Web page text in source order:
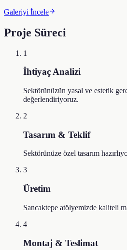
Galeriyi İncele
Proje Süreci
1
İhtiyaç Analizi
Sektörünüzün yasal ve estetik
değerlendiriyoruz.
2
Tasarım & Teklif
Sektörünüze özel tasarım
3
Üretim
Sancaktepe atölyemizde kaliteli
4
Montaj & Teslimat